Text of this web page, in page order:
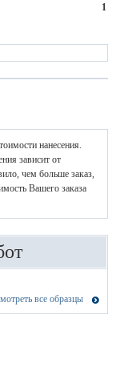
1
нанесения.
зависит от
чем больше заказ,
Вашего заказа
все образцы